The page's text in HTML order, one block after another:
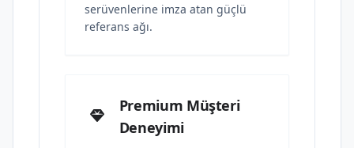
serüvenlerine imza atan güçlü
referans ağı.
Premium Müşteri
Deneyimi